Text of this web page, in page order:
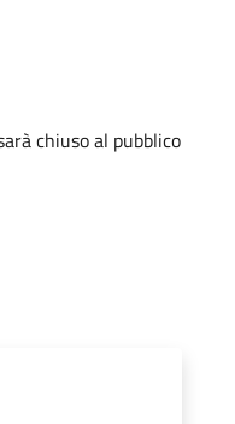
chiuso al pubblico